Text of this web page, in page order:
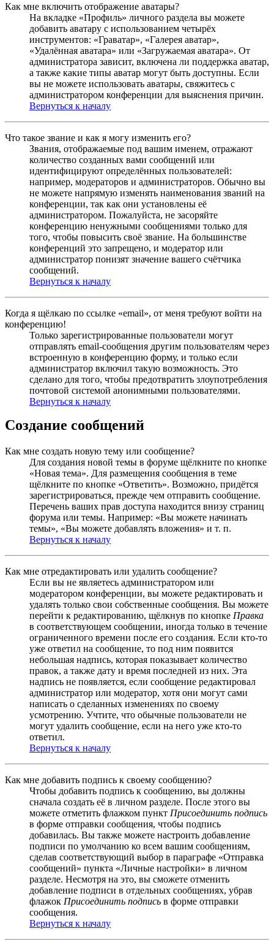
Как мне включить отображение аватары?
На вкладке «Профиль» личного раздела вы можете
добавить аватару с использованием четырёх
инструментов: «Граватар», «Галерея аватар»,
«Удалённая аватара» или «Загружаемая аватара». От
администратора зависит, включена ли поддержка аватар,
а также какие типы аватар могут быть доступны. Если
вы не можете использовать аватары, свяжитесь с
администратором конференции для выяснения причин.
Вернуться к началу
Что такое звание и как я могу изменить его?
Звания, отображаемые под вашим именем, отражают
количество созданных вами сообщений или
идентифицируют определённых пользователей:
например, модераторов и администраторов. Обычно вы
не можете напрямую изменять наименования званий на
конференции, так как они установлены её
администратором. Пожалуйста, не засоряйте
конференцию ненужными сообщениями только для
того, чтобы повысить своё звание. На большинстве
конференций это запрещено, и модератор или
администратор понизят значение вашего счётчика
сообщений.
Вернуться к началу
Когда я щёлкаю по ссылке «email», от меня требуют войти на
конференцию!
Только зарегистрированные пользователи могут
отправлять email-сообщения другим пользователям через
встроенную в конференцию форму, и только если
администратор включил такую возможность. Это
сделано для того, чтобы предотвратить злоупотребления
почтовой системой анонимными пользователями.
Вернуться к началу
Создание сообщений
Как мне создать новую тему или сообщение?
Для создания новой темы в форуме щёлкните по кнопке
«Новая тема». Для размещения сообщения в теме
щёлкните по кнопке «Ответить». Возможно, придётся
зарегистрироваться, прежде чем отправить сообщение.
Перечень ваших прав доступа находится внизу страниц
форума или темы. Например: «Вы можете начинать
темы», «Вы можете добавлять вложения» и т. п.
Вернуться к началу
Как мне отредактировать или удалить сообщение?
Если вы не являетесь администратором или
модератором конференции, вы можете редактировать и
удалять только свои собственные сообщения. Вы можете
перейти к редактированию, щёлкнув по кнопке Правка
в соответствующем сообщении, иногда только в течение
ограниченного времени после его создания. Если кто-то
уже ответил на сообщение, то под ним появится
небольшая надпись, которая показывает количество
правок, а также дату и время последней из них. Эта
надпись не появляется, если сообщение редактировал
администратор или модератор, хотя они могут сами
написать о сделанных изменениях по своему
усмотрению. Учтите, что обычные пользователи не
могут удалить сообщение, если на него уже кто-то
ответил.
Вернуться к началу
Как мне добавить подпись к своему сообщению?
Чтобы добавить подпись к сообщению, вы должны
сначала создать её в личном разделе. После этого вы
можете отметить флажком пункт Присоединить подпись
в форме отправки сообщения, чтобы подпись
добавилась. Вы также можете настроить добавление
подписи по умолчанию ко всем вашим сообщениям,
сделав соответствующий выбор в параграфе «Отправка
сообщений» пункта «Личные настройки» в личном
разделе. Несмотря на это, вы сможете отменить
добавление подписи в отдельных сообщениях, убрав
флажок Присоединить подпись в форме отправки
сообщения.
Вернуться к началу